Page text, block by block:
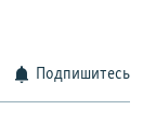
Подпишитесь